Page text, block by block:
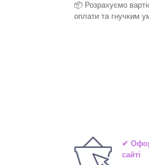
📦 Розрахуємо
оплати та гнучким
✔
сайті